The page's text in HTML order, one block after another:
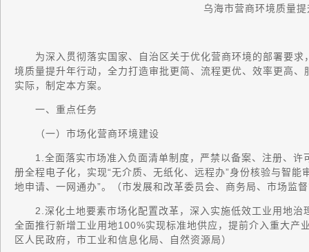
乌海市营商环境质量
为深入贯彻落实国家、自治区关于优化营商环境的部署要求
境质量提升年行动，全力打造审批更简、流程更优、效率更高
实际，制定本方案。
一、重点任务
（一）市场化营商环境建设
1.全面落实市场准入负面清单制度，严禁以备案、注册、许
册全程电子化，实现“无介质、无纸化、远程办”身份核验与智
地申请、一网通办”。（市发展和改革委员会、商务局、市场监
2.深化土地要素市场化配置改革，深入实施低效工业用地治
全面推行新增工业用地100%实现标准地供应，提前介入重大产
区人民政府，市工业和信息化局、自然资源局）